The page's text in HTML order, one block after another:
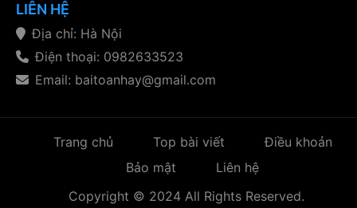
LIÊN HỆ
Địa chỉ: Hà Nội
Điện thoại: 0982633523
Email: baitoanhay@gmail.com
Trang chủ Top bài viết
Điều khoản
Bảo mật
Liên hệ
Copyright © 2024 All Rights Reserved.